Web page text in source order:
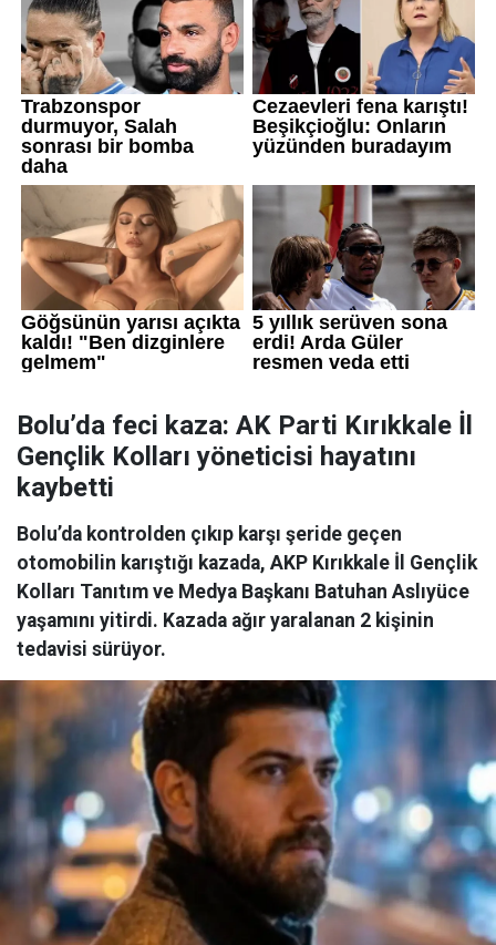
Bolu’da feci kaza: AK Parti Kırıkkale İl
Gençlik Kolları yöneticisi hayatını
kaybetti
Bolu’da kontrolden çıkıp karşı şeride geçen
otomobilin karıştığı kazada, AKP Kırıkkale İl Gençlik
Kolları Tanıtım ve Medya Başkanı Batuhan Aslıyüce
yaşamını yitirdi. Kazada ağır yaralanan 2 kişinin
tedavisi sürüyor.